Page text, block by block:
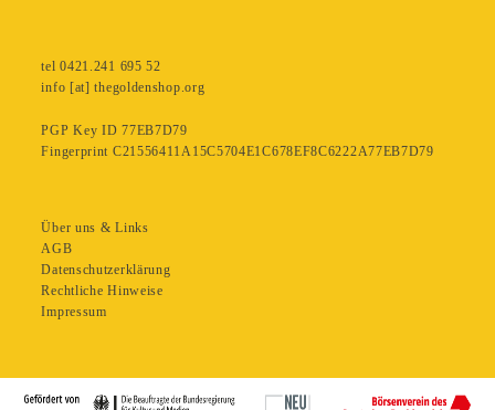
tel 0421.241 695 52
info [at] thegoldenshop.org
PGP Key ID 77EB7D79
Fingerprint C21556411A15C5704E1C678EF8C6222A77EB7D79
Über uns & Links
AGB
Datenschutzerklärung
Rechtliche Hinweise
Impressum